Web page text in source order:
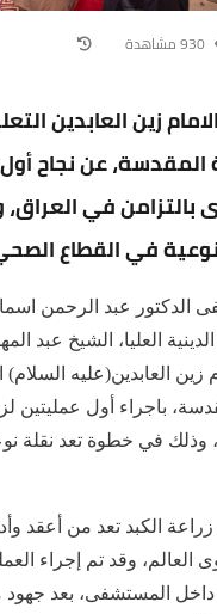
زين العابدين
المقدسة، عن نجاح
بالتزامن في
في القطاع
الدكتور عبد الرحمن
العليا، الشيخ عبد
العابدين(عليه السلام)
باجراء أول عمليتين
وذلك في خطوة تعد نقلة
الكبد تعد من أعقد
العالم، وقد تم إجراء
المستشفى، بعد